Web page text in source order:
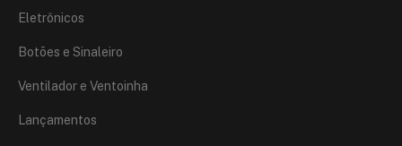
Eletrônicos
Botões e Sinaleiro
Ventilador e Ventoinha
Lançamentos